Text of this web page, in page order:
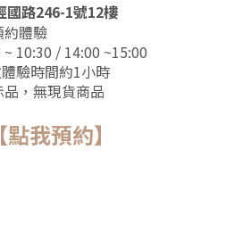
國路246-1號12樓
約體驗
~ 10:30 / 14:00 ~15:00
體驗時間約1小時
，無現貨商品
【點我預約】